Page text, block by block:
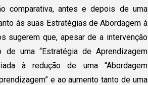
comparativa, antes e depois de uma
às suas Estratégias de Abordagem à
sugerem que, apesar de a intervenção
uma “Estratégia de Aprendizagem
à redução de uma “Abordagem
e ao aumento tanto de uma